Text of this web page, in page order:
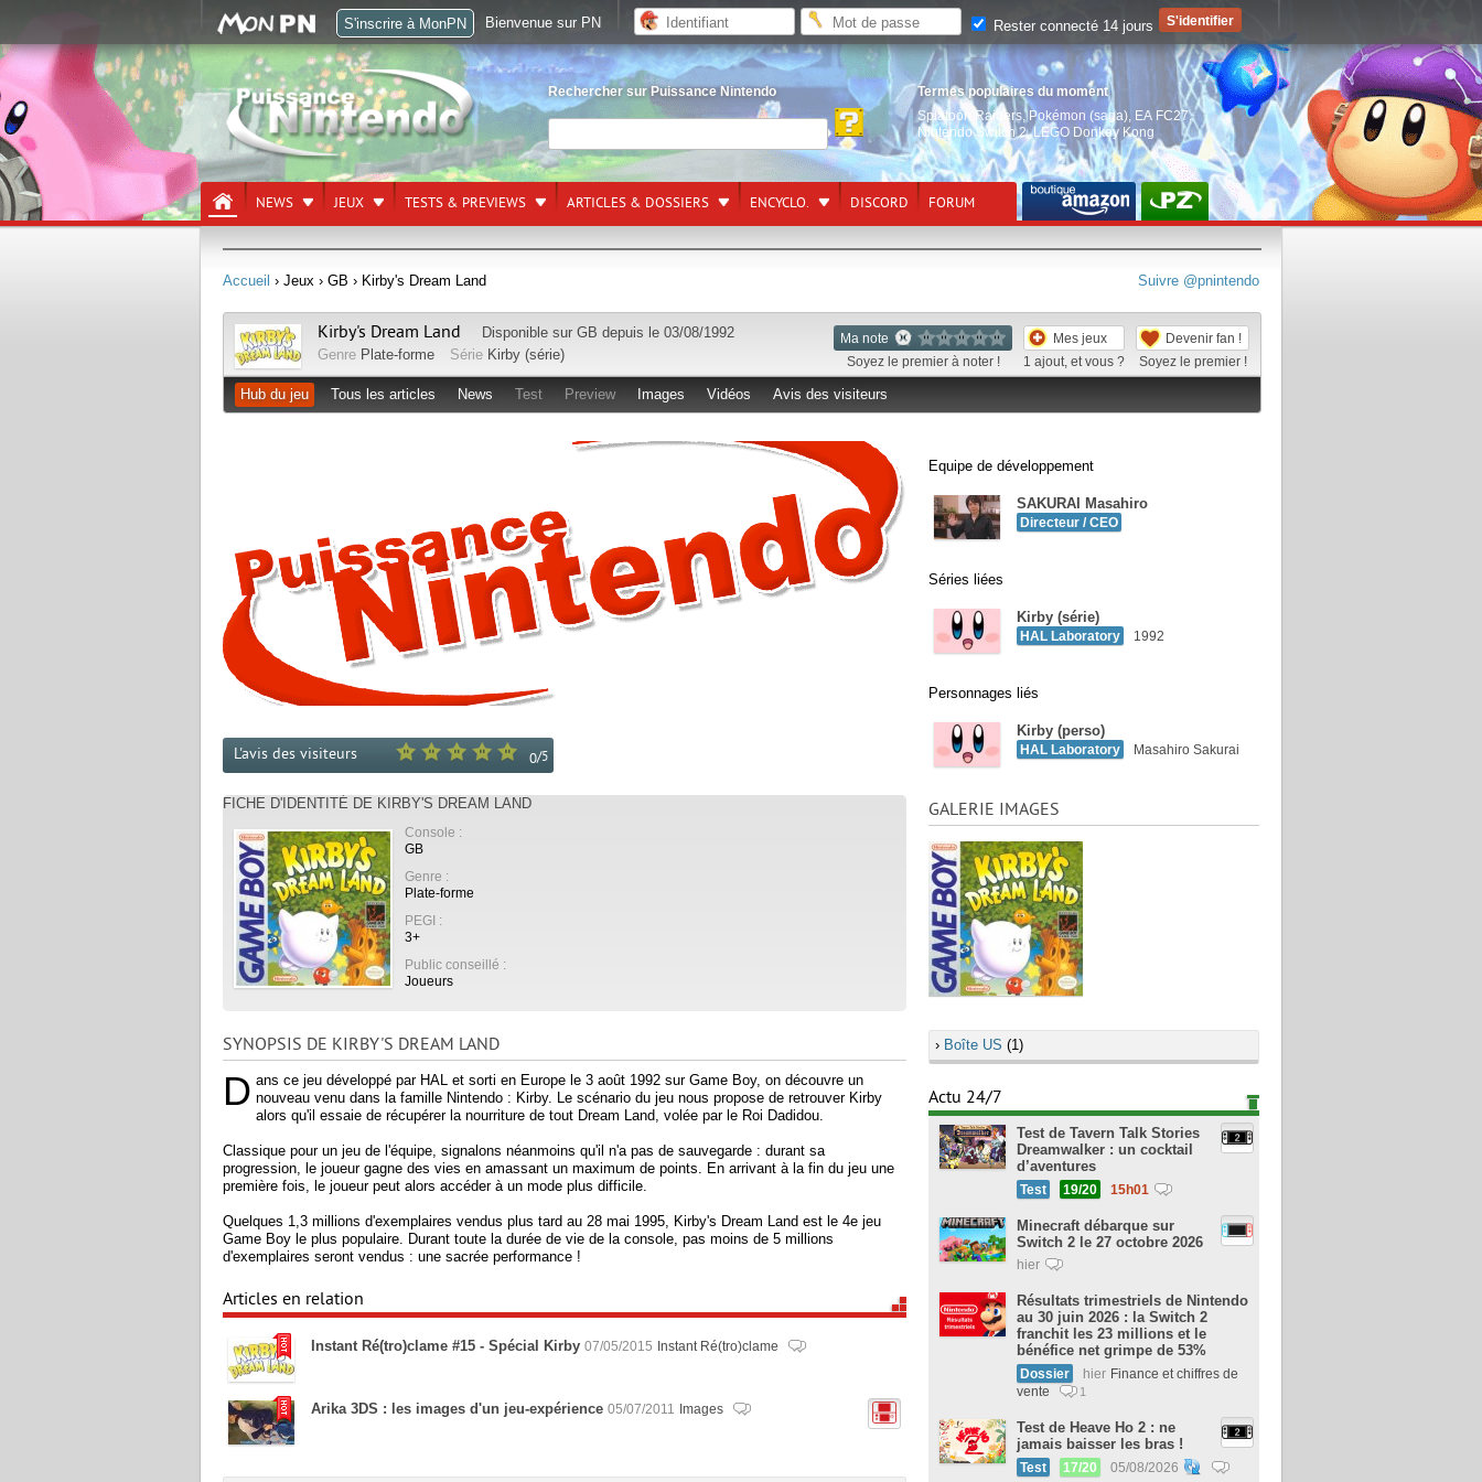
Rechercher sur Puissance Nintendo
Termes populaires du moment
Splatoon Raiders, Pokémon (saga) EA FC27,
Nintendo Switch 2,LEGO Donkey Kong
NEWS JEUX TESTS & PREVIEWS ARTICLES & DOSSIERS ENCYCLO. DISCORD FORUM
Suivre @pnintendo
Accueil › Jeux › GB › Kirby's Dream Land
Ma note
Soyez le premier à noter !
Mes jeux
1 ajout, et vous ?
Devenir fan !
Soyez le premier !
Kirby's Dream Land Disponible sur GB depuis le 03/08/1992
Genre Plate-forme Série Kirby (série)
Hub du jeu Tous les articles News Test Preview Images Vidéos Avis des visiteurs
0/5
L'avis des visiteurs
FICHE D'IDENTITÉ DE KIRBY'S DREAM LAND
Console :
GB
Genre :
Plate-forme
PEGI :
3+
Public conseillé :
Joueurs
SYNOPSIS DE KIRBY'S DREAM LAND
D ans ce jeu développé par HAL et sorti en Europe le 3 août 1992 sur Game Boy, on découvre un
nouveau venu dans la famille Nintendo : Kirby. Le scénario du jeu nous propose de retrouver Kirby
alors qu'il essaie de récupérer la nourriture de tout Dream Land, volée par le Roi Dadidou.
Classique pour un jeu de l'équipe, signalons néanmoins qu'il n'a pas de sauvegarde : durant sa
progression, le joueur gagne des vies en amassant un maximum de points. En arrivant à la fin du jeu une
première fois, le joueur peut alors accéder à un mode plus difficile.
Quelques 1,3 millions d'exemplaires vendus plus tard au 28 mai 1995, Kirby's Dream Land est le 4e jeu
Game Boy le plus populaire. Durant toute la durée de vie de la console, pas moins de 5 millions
d'exemplaires seront vendus : une sacrée performance !
Articles en relation
Instant Ré(tro)clame #15 - Spécial Kirby 07/05/2015 Instant Ré(tro)clame
Arika 3DS : les images d'un jeu-expérience 05/07/2011 Images
Equipe de développement
SAKURAI Masahiro
Directeur / CEO
Séries liées
Kirby (série)
HAL Laboratory 1992
Personnages liés
Kirby (perso)
HAL Laboratory Masahiro Sakurai
GALERIE IMAGES
› Boîte US (1)
Actu 24/7
Test de Tavern Talk Stories
Dreamwalker : un cocktail
d’aventures
Test 19/20 15h01
Minecraft débarque sur
Switch 2 le 27 octobre 2026
hier
Résultats trimestriels de Nintendo
au 30 juin 2026 : la Switch 2
franchit les 23 millions et le
bénéfice net grimpe de 53%
Dossier hier Finance et chiffres de
vente
1
Test de Heave Ho 2 : ne
jamais baisser les bras !
Test 17/20 05/08/2026
S'inscrire à MonPN Bienvenue sur PN Rester connecté 14 jours